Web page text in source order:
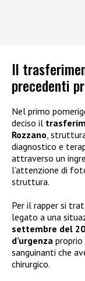
Il
precedenti
Nel primo
deciso il
Rozzano,
diagnostico e
attraverso un
l’attenzione di
struttura.
Per il rapper si
legato a una
settembre del
d’urgenza
sanguinanti che
chirurgico.